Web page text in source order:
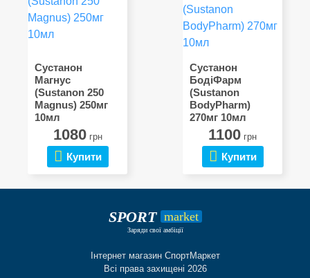
Сустанон
Магнус
(Sustanon 250
Magnus) 250мг
10мл
1080грн
Купити
Сустанон
БодіФарм
(Sustanon
BodyPharm)
270мг 10мл
1100 грн
Купити
SPORT market
Заряди свої амбіції
Інтернет магазин СпортМаркет
Всі права захищені 2026